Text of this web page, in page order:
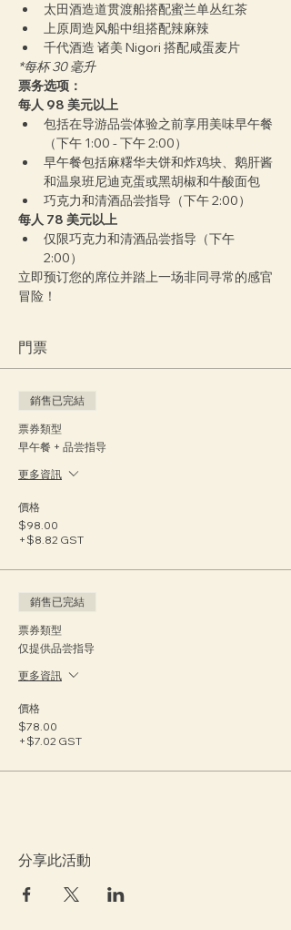
太田酒造道贯渡船搭配蜜兰单丛红茶
上原周造风船中组搭配辣麻辣
千代酒造 诸美 Nigori 搭配咸蛋麦片
*每杯 30 毫升
票务选项：
每人 98 美元以上
包括在导游品尝体验之前享用美味早午餐
（下午 1:00 - 下午 2:00）
早午餐包括麻糬华夫饼和炸鸡块、鹅肝酱
和温泉班尼迪克蛋或黑胡椒和牛酸面包
巧克力和清酒品尝指导（下午 2:00）
每人 78 美元以上
仅限巧克力和清酒品尝指导（下午
2:00）
立即预订您的席位并踏上一场非同寻常的感官
冒险！
門票
銷售已完結
票券類型
早午餐 + 品尝指导
更多資訊
價格
$98.00
+$8.82 GST
銷售已完結
票券類型
仅提供品尝指导
更多資訊
價格
$78.00
+$7.02 GST
分享此活動